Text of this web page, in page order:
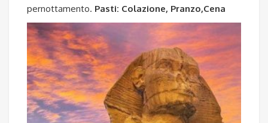
pernottamento. Pasti: Colazione, Pranzo,Cena